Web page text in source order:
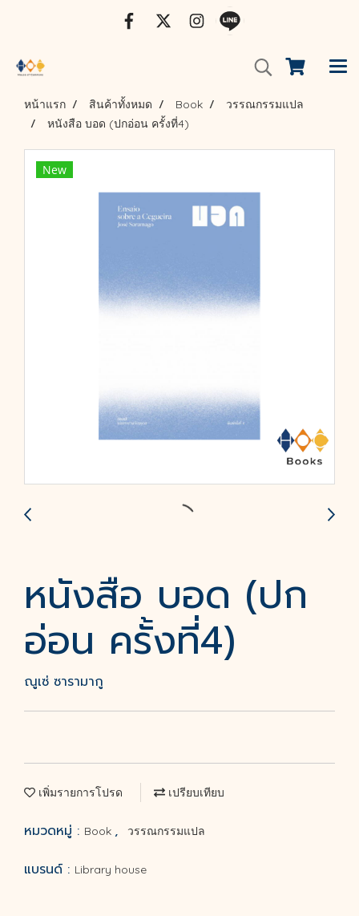
หน้าแรก สินค้าทั้งหมด Book
วรรณกรรมแปล
หนังสือ บอด (ปกอ่อน ครั้งที่4)
New
หนังสือ บอด (ปก
อ่อน ครั้งที่4)
ณูเซ่ ซารามากู
เพิ่มรายการโปรด เปรียบเทียบ
หมวดหมู่ : Book , วรรณกรรมแปล
แบรนด์ : Library house